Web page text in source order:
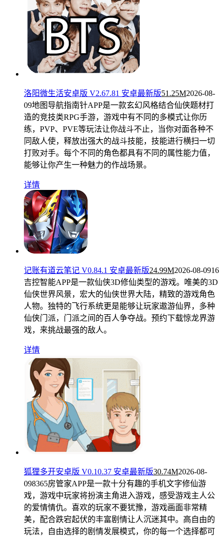
洛阳微生活安卓版 V2.67.81 安卓最新版51.25M2026-08-
09地图导航指南针APP是一款玄幻风格结合仙侠题材打
造的竞技类RPG手游，游戏中有不同的多模式让你历
练，PVP、PVE等玩法让你战斗不止，当你对面各种不
同敌人使，释放出强大的战斗技能，技能进行横扫一切
打败对手。每个不同的角色都具有不同的属性能力值，
能够让你产生一种魅力的作战场景。
详情
记账有道云笔记 V0.84.1 安卓最新版24.99M2026-08-0916
吉控智能APP是一款仙侠3D修仙类型的游戏。唯美的3D
仙侠世界风景，宏大的仙侠世界大陆，精致的游戏角色
人物。独特的飞行系统更是能够让玩家遨游仙界，多种
仙侠门派，门派之间的百人争夺战。预约下载惊龙界游
戏，来挑战最强的敌人。
详情
狐狸多开安卓版 V0.10.37 安卓最新版30.74M2026-08-
098365房管家APP是一款十分有趣的手机文字修仙游
戏，游戏中玩家将扮演主角进入游戏，感受游戏主人公
的爱情情仇。喜欢的玩家不要犹豫，游戏画面非常精
美，配合跌宕起伏的丰富剧情让人沉迷其中。高自由的
玩法，自由选择的剧情发展模式，你的每一个选择都可